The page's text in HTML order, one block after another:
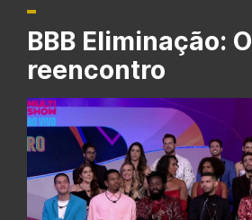
BBB Eliminação: O
reencontro